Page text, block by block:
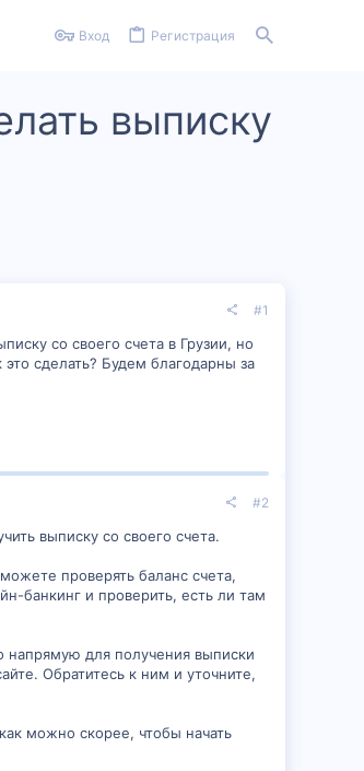
Вход Регистрация
выписку
#1
со своего счета в Грузии, но
сделать? Будем благодарны за
#2
выписку со своего счета.
проверять баланс счета,
банкинг и проверить, есть ли там
напрямую для получения выписки
Обратитесь к ним и уточните,
можно скорее, чтобы начать